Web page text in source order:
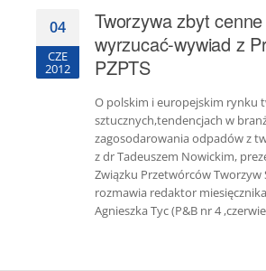
04
CZE
2012
Tworzywa zbyt
wyrzucać-wywiad z
PZPTS
O polskim i europejskim rynku
sztucznych,tendencjach w
zagosodarowania odpadów z
z dr Tadeuszem Nowickim,
Związku Przetwórców Tworzyw
rozmawia redaktor
Agnieszka Tyc (P&B nr 4